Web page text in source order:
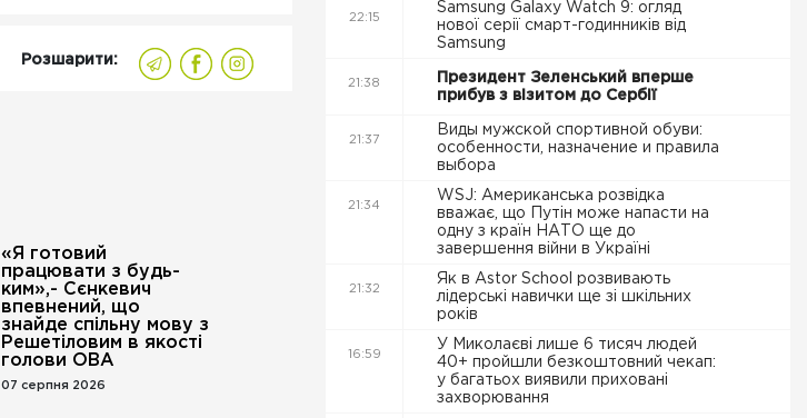
Розшарити:
«Я готовий
працювати з будь-
ким»,- Сєнкевич
впевнений, що
знайде спільну мову з
Решетіловим в якості
голови ОВА
07 серпня 2026
22:15
Samsung Galaxy Watch 9: огляд
нової серії смарт-годинників від
Samsung
21:38
Президент Зеленський вперше
прибув з візитом до Сербії
21:37
Виды мужской спортивной обуви:
особенности, назначение и правила
выбора
21:34
WSJ: Американська розвідка
вважає, що Путін може напасти на
одну з країн НАТО ще до
завершення війни в Україні
21:32
Як в Astor School розвивають
лідерські навички ще зі шкільних
років
16:59
У Миколаєві лише 6 тисяч людей
40+ пройшли безкоштовний чекап:
у багатьох виявили приховані
захворювання